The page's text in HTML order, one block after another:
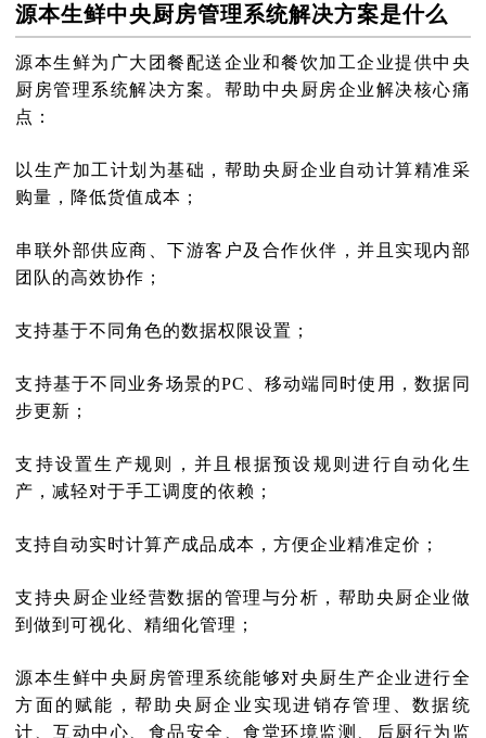
源本生鲜中央厨房管理系统解决方案是什么
源本生鲜为广大团餐配送企业和餐饮加工企业提供中央
厨房管理系统解决方案。帮助中央厨房企业解决核心痛
点：
以生产加工计划为基础，帮助央厨企业自动计算精准采
购量，降低货值成本；
串联外部供应商、下游客户及合作伙伴，并且实现内部
团队的高效协作；
支持基于不同角色的数据权限设置；
支持基于不同业务场景的PC、移动端同时使用，数据同
步更新；
支持设置生产规则，并且根据预设规则进行自动化生
产，减轻对于手工调度的依赖；
支持自动实时计算产成品成本，方便企业精准定价；
支持央厨企业经营数据的管理与分析，帮助央厨企业做
到做到可视化、精细化管理；
源本生鲜中央厨房管理系统能够对央厨生产企业进行全
方面的赋能，帮助央厨企业实现进销存管理、数据统
计、互动中心、食品安全、食堂环境监测、后厨行为监